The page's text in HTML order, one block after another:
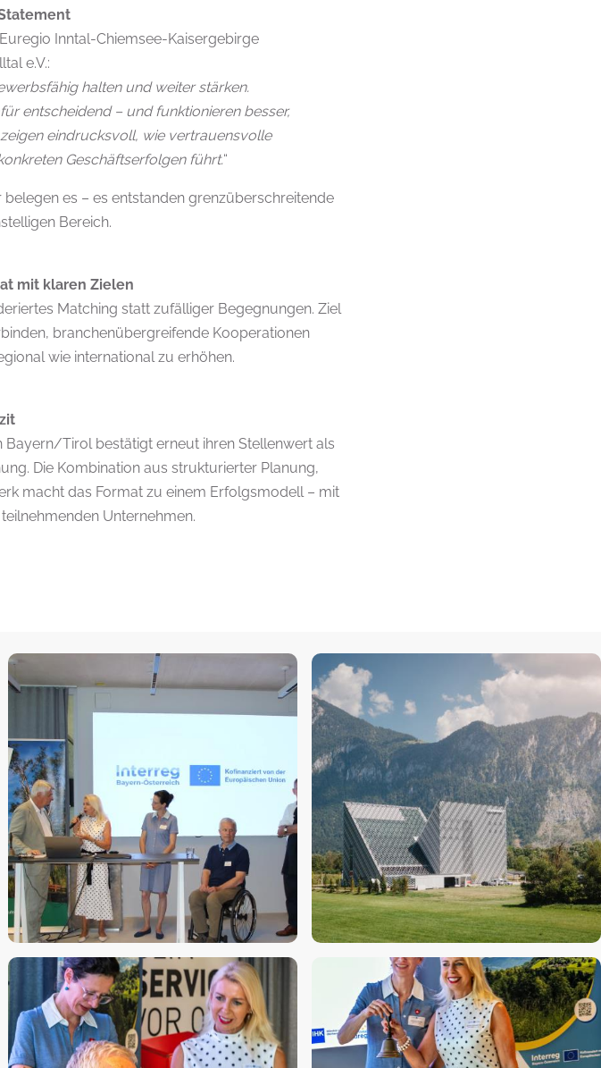
Inntal-Chiemsee-Kaisergebirge
e.V.:
halten und weiter stärken.
entscheidend – und funktionieren besser,
eindrucksvoll, wie vertrauensvolle
Geschäftserfolgen führt.“
es – es entstanden grenzüberschreitende
Bereich.
mit klaren Zielen
Matching statt zufälliger Begegnungen. Ziel
branchenübergreifende Kooperationen
wie international zu erhöhen.
Tirol bestätigt erneut ihren Stellenwert als
Die Kombination aus strukturierter Planung,
macht das Format zu einem Erfolgsmodell – mit
Unternehmen.